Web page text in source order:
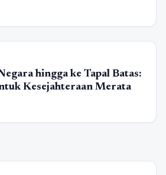
hingga ke Tapal Batas:
Kesejahteraan Merata